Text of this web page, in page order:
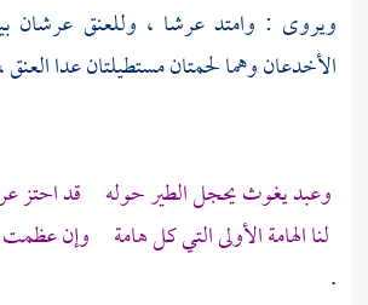
ويروى : وامتد عرشا ، وللعنق عرشان
الأخدعان وهما لحمتان مستطيلتان عدا
وعبد يغوثيحجل الطير حوله قد احتز
لنا الهامة الأولى التي كل هامة وإن
.